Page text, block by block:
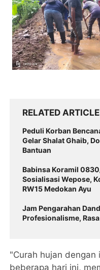
RELATED ARTICLE
Peduli Korban
Gelar Shalat Ghaib,
Bantuan
Babinsa Koramil
Sosialisasi Wepose,
RW15 Medokan Ayu
Jam Pengarahan
Profesionalisme,
"Curah hujan
beberapa hari ini,